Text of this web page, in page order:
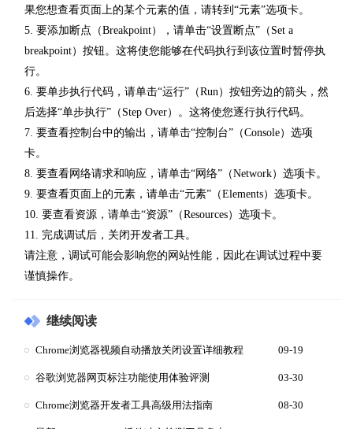
果您想查看页面上的某个元素的值，请转到“元素”选项卡。
5. 要添加断点（Breakpoint），请单击“设置断点”（Set a
breakpoint）按钮。这将使您能够在代码执行到该位置时暂停执
行。
6. 要单步执行代码，请单击“运行”（Run）按钮旁边的箭头，然
后选择“单步执行”（Step Over）。这将使您逐行执行代码。
7. 要查看控制台中的输出，请单击“控制台”（Console）选项
卡。
8. 要查看网络请求和响应，请单击“网络”（Network）选项卡。
9. 要查看页面上的元素，请单击“元素”（Elements）选项卡。
10. 要查看资源，请单击“资源”（Resources）选项卡。
11. 完成调试后，关闭开发者工具。
请注意，调试可能会影响您的网站性能，因此在调试过程中要
谨慎操作。
继续阅读
Chrome浏览器视频自动播放关闭设置详细教程 09-19
谷歌浏览器网页标注功能使用体验评测 03-30
Chrome浏览器开发者工具高级用法指南 08-30